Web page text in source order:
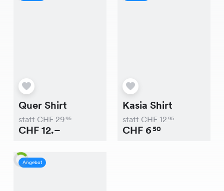
Quer Shirt
statt CHF 2995
CHF12.–
Kasia Shirt
statt CHF 12 95
CHF650
Angebot